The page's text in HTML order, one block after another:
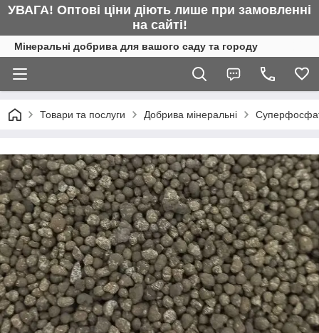
УВАГА! Оптові ціни діють лише при замовленні
на сайті!
Мінеральні добрива для вашого саду та городу
Товари та послуги Добрива мінеральні